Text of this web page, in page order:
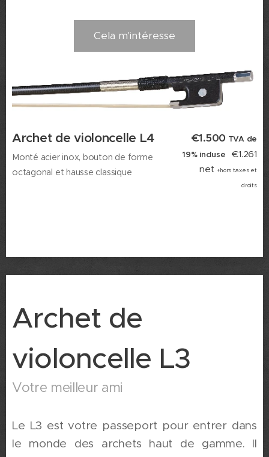
Cela m'intéresse
Archet de violoncelle L4
Monté acier inox, bouton de forme
octagonal et hausse classique
€1.500 TVA de
19% incluse€1.261
net +hors taxes et
droits
Archet de
violoncelle L3
Votre meilleur ami
Le L3 est votre passeport pour entrer dans
le monde des archets haut de gamme. Il